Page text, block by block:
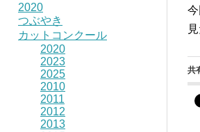
2020
つぶやき
カットコンクール
2020
2023
2025
2010
2011
2012
2013
共